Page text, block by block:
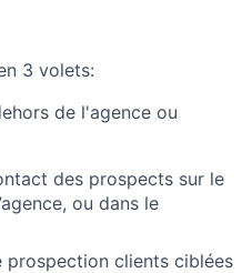
3 volets:
de l'agence ou
des prospects sur le
ou dans le
prospection clients ciblées